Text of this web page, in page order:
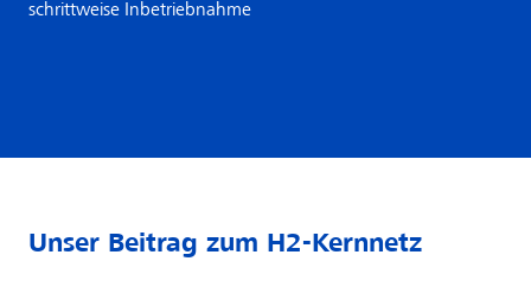
schrittweise Inbetriebnahme
Unser Beitrag zum H2-Kernnetz